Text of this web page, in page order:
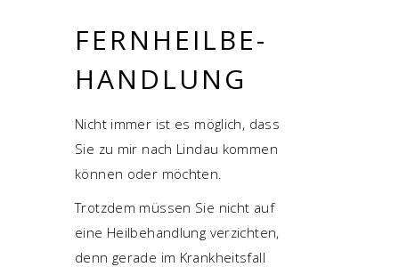
FERN­HEIL­BE­
HAND­LUNG
Nicht immer ist es mög­lich, dass
Sie zu mir nach Lin­dau kom­men
kön­nen oder möch­ten.
Trotz­dem müs­sen Sie nicht auf
eine Heil­be­hand­lung ver­zich­ten,
denn gera­de im Krank­heits­fall